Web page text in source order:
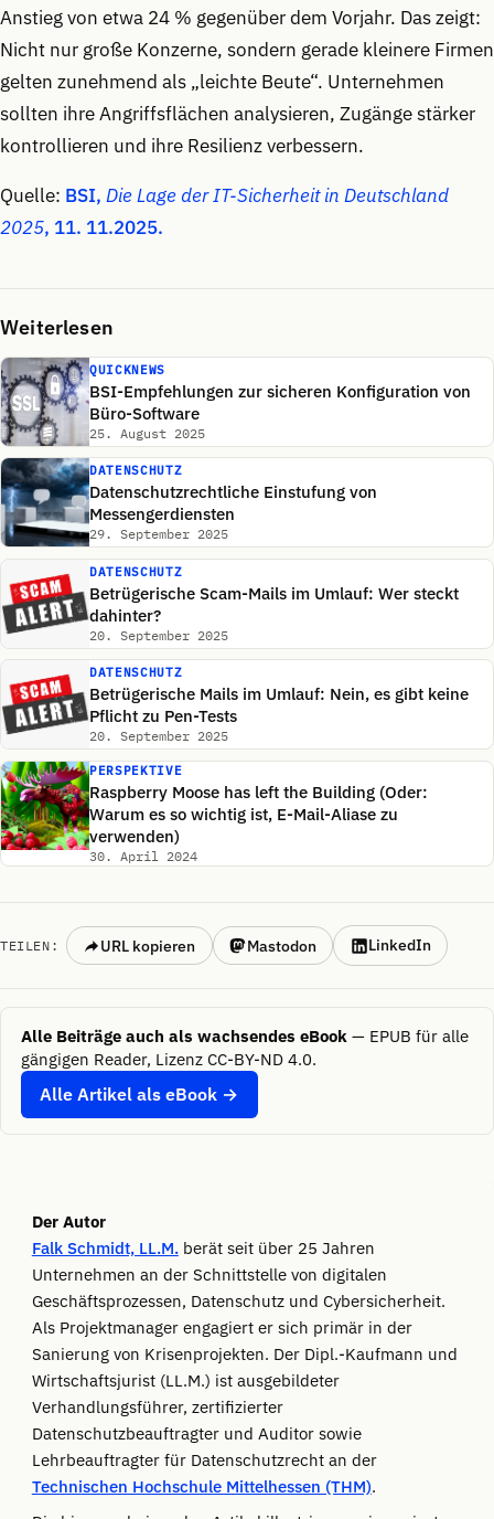
Anstieg von etwa 24 % gegenüber dem Vorjahr. Das zeigt:
Nicht nur große Konzerne, sondern gerade kleinere Firmen
gelten zunehmend als „leichte Beute“. Unternehmen
sollten ihre Angriffsflächen analysieren, Zugänge stärker
kontrollieren und ihre Resilienz verbessern.
Quelle: BSI, Die Lage der IT-Sicherheit in Deutschland
2025, 11. 11.2025.
Weiterlesen
QUICKNEWS
BSI-Empfehlungen zur sicheren Konfiguration von
Büro-Software
25. August 2025
DATENSCHUTZ
Datenschutzrechtliche Einstufung von
Messengerdiensten
29. September 2025
DATENSCHUTZ
Betrügerische Scam-Mails im Umlauf: Wer steckt
dahinter?
20. September 2025
DATENSCHUTZ
Betrügerische Mails im Umlauf: Nein, es gibt keine
Pflicht zu Pen-Tests
20. September 2025
PERSPEKTIVE
Raspberry Moose has left the Building (Oder:
Warum es so wichtig ist, E-Mail-Aliase zu
verwenden)
30. April 2024
TEILEN: URL kopieren Mastodon LinkedIn
Alle Beiträge auch als wachsendes eBook — EPUB für alle
gängigen Reader, Lizenz CC-BY-ND 4.0.
Alle Artikel als eBook →
Der Autor
Falk Schmidt, LL.M.berät seit über 25 Jahren
Unternehmen an der Schnittstelle von digitalen
Geschäftsprozessen, Datenschutz und Cybersicherheit.
Als Projektmanager engagiert er sich primär in der
Sanierung von Krisenprojekten. Der Dipl.-Kaufmann und
Wirtschaftsjurist (LL.M.) ist ausgebildeter
Verhandlungsführer, zertifizierter
Datenschutzbeauftragter und Auditor sowie
Lehrbeauftragter für Datenschutzrecht an der
Technischen Hochschule Mittelhessen (THM).